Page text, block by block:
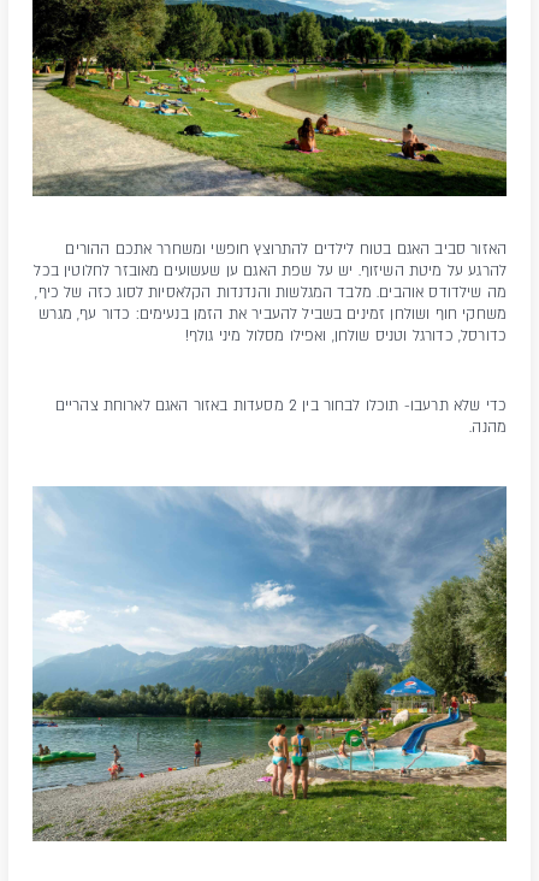
האזור סביב האגם בטוח לילדים להתרוצץ חופשי ומשחרר אתכם ההורים
להרגע על מיטת השיזוף. יש על שפת האגם ען שעשועים מאובזר לחלוטין בכל
מה שילדודס אוהבים. מלבד המגלשות והנדנדות הקלאסיות לסוג כזה של כיף,
משחקי חוף ושולחן זמינים בשביל להעביר את הזמן בנעימים: כדור עף, מגרש
כדורסל, כדורגל וטניס שולחן, ואפילו מסלול מיני גולף!
כדי שלא תרעבו- תוכלו לבחור בין 2 מסעדות באזור האגם לארוחת צהריים
מהנה.